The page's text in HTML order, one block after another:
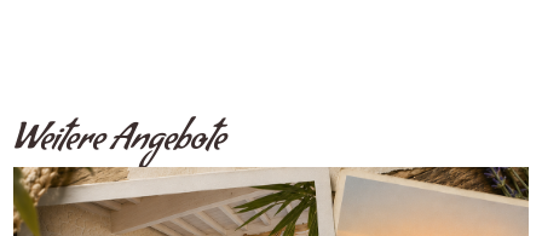
Weitere Angebote